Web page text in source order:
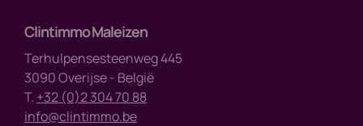
Clintimmo Maleizen
Terhulpensesteenweg 445
3090 Overijse - België
T. +32 (0)2 304 70 88
info@clintimmo.be